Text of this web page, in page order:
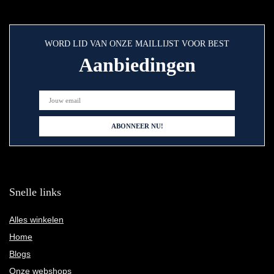
WORD LID VAN ONZE MAILLIJST VOOR BEST
Aanbiedingen
Snelle links
Alles winkelen
Home
Blogs
Onze webshops